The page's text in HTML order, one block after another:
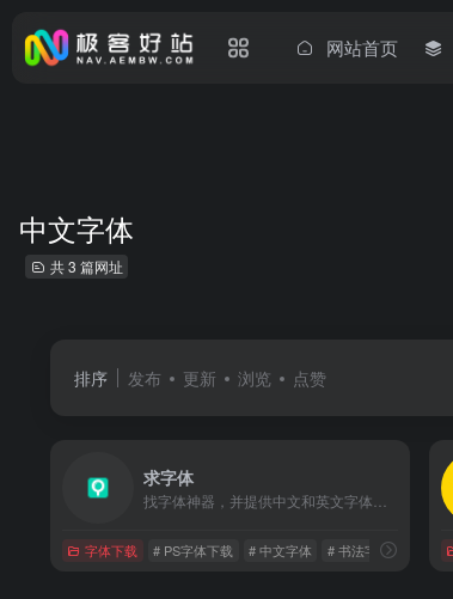
网站首页
中文字体
共 3 篇网址
排序 发布 更新 浏览 点赞
求字体
字体下载 # PS字体下载 # 中文字体 # 书法字体下载